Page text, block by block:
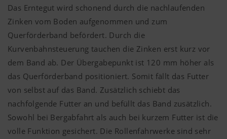
Das Erntegut wird schonend durch die nachlaufenden
Zinken vom Boden aufgenommen und zum
Querförderband befördert. Durch die
Kurvenbahnsteuerung tauchen die Zinken erst kurz vor
dem Band ab. Der Übergabepunkt ist 120 mm höher als
das Querförderband positioniert. Somit fällt das Futter
von selbst auf das Band. Zusätzlich schiebt das
nachfolgende Futter an und befüllt das Band zusätzlich.
Sowohl bei Bergabfahrt als auch bei kurzem Futter ist die
volle Funktion gesichert. Die Rollenfahrwerke sind sehr